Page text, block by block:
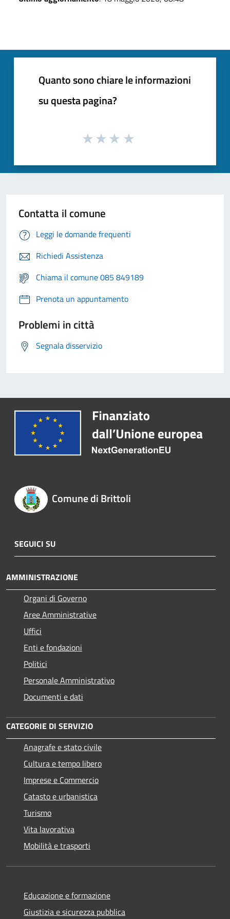
Quanto sono chiare le informazioni
su questa pagina?
Contatta il comune
Leggi le domande frequenti
Richiedi Assistenza
Chiama il comune 085 849189
Prenota un appuntamento
Problemi in città
Segnala disservizio
Comune di Brittoli
SEGUICI SU
AMMINISTRAZIONE
Organi di Governo
Aree Amministrative
Uffici
Enti e fondazioni
Politici
Personale Amministrativo
Documenti e dati
CATEGORIE DI SERVIZIO
Anagrafe e stato civile
Cultura e tempo libero
Imprese e Commercio
Catasto e urbanistica
Turismo
Vita lavorativa
Mobilità e trasporti
Educazione e formazione
Giustizia e sicurezza pubblica